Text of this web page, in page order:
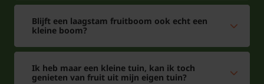
Blijft een laagstam fruitboom ook echt een
kleine boom?
Ik heb maar een kleine tuin, kan ik toch
genieten van fruit uit mijn eigen tuin?